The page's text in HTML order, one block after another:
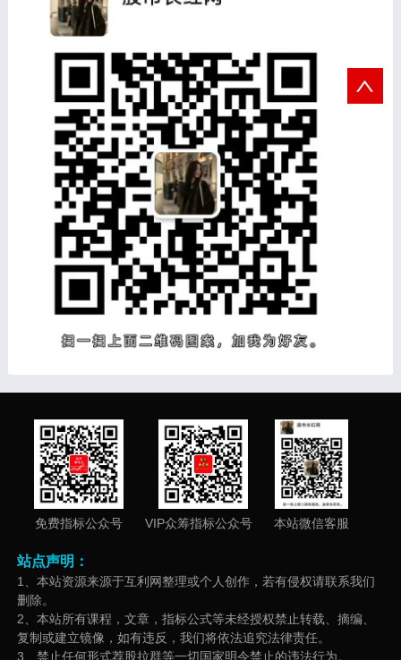
免费指标公众号 VIP众筹指标公众号 本站微信客服
站点声明：
1、本站资源来源于互利网整理或个人创作，若有侵权请联系我们
删除。
2、本站所有课程，文章，指标公式等未经授权禁止转载、摘编、
复制或建立镜像，如有违反，我们将依法追究法律责任。
3、禁止任何形式荐股拉群等一切国家明令禁止的违法行为。